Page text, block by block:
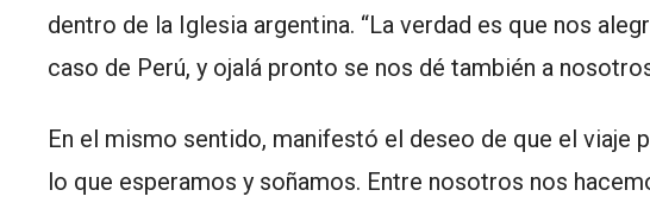
dentro de la Iglesia argentina. “La verdad es que nos
caso de Perú, y ojalá pronto se nos dé también a
En el mismo sentido, manifestó el deseo de que el viaje
lo que esperamos y soñamos. Entre nosotros nos